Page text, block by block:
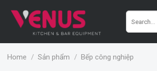
content
Search
for:
Home / Sản phẩm / Bếp công nghiệp